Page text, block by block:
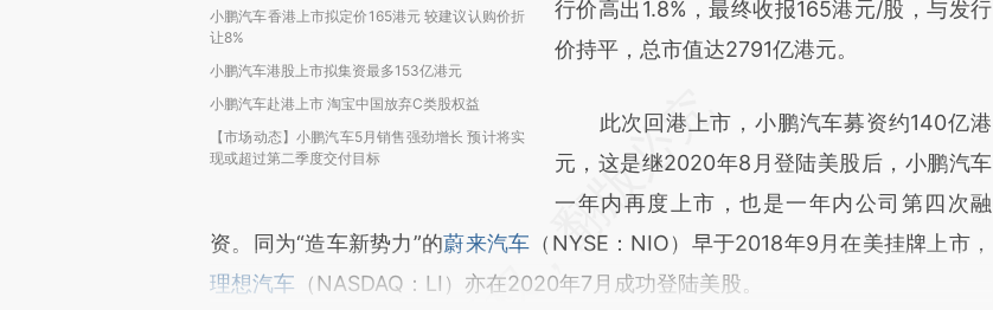
小鹏汽车香港上市拟定价165港元 较建议认购价折
让8%
小鹏汽车港股上市拟集资最多153亿港元
小鹏汽车赴港上市 淘宝中国放弃C类股权益
【市场动态】小鹏汽车5月销售强劲增长 预计将实
现或超过第二季度交付目标
行价高出1.8%，最终收报165港元/股，与发行
价持平，总市值达2791亿港元。
此次回港上市，小鹏汽车募资约140亿港
元，这是继2020年8月登陆美股后，小鹏汽车
一年内再度上市，也是一年内公司第四次融
资。同为“造车新势力”的蔚来汽车 （NYSE：NIO）早于2018年9月在美挂牌上市，
理想汽车 （NASDAQ：LI）亦在2020年7月成功登陆美股。